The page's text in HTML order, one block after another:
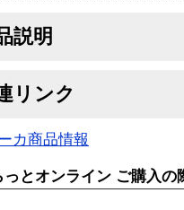
説明
リンク
カ商品情報
っとオンライン ご購入の